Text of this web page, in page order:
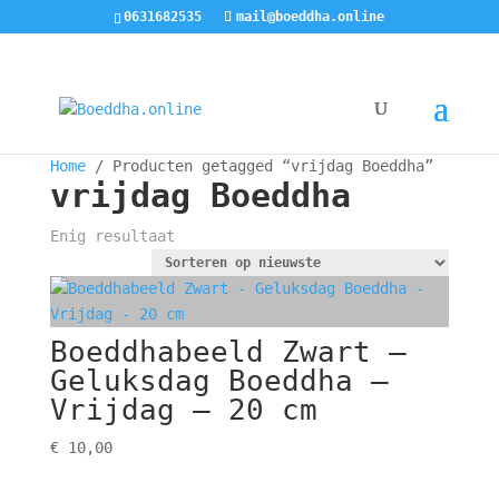
0631682535 mail@boeddha.online
Home/ Producten getagged “vrijdag Boeddha”
vrijdag Boeddha
Enig resultaat
Boeddhabeeld Zwart –
Geluksdag Boeddha –
Vrijdag – 20 cm
€10,00